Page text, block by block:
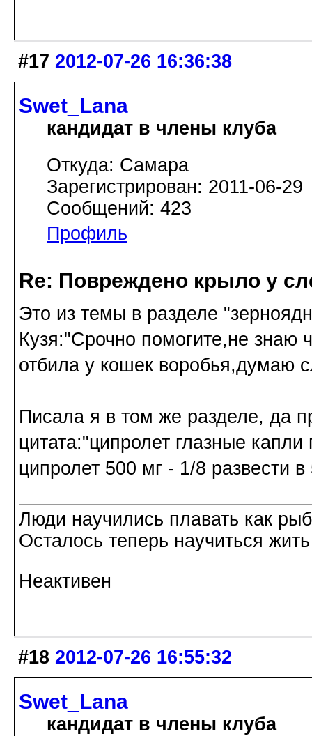
#17 2012-07-26 16:36:38
Swet_Lana
кандидат в члены клуба
Откуда: Самара
Зарегистрирован: 2011-06-29
Сообщений: 423
Профиль
Re: Повреждено крыло у
Это из темы в разделе
Кузя:"Срочно помогите,не знаю
отбила у кошек воробья,думаю
Писала я в том же разделе, да
цитата:"ципролет глазные
ципролет 500 мг - 1/8 развести
Люди научились плавать как
Осталось теперь научиться
Неактивен
#18 2012-07-26 16:55:32
Swet_Lana
кандидат в члены клуба